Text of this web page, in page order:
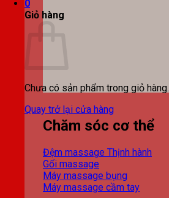
0
Giỏ hàng
Chưa có sản phẩm trong giỏ hàng.
Quay trở lại cửa hàng
Chăm sóc cơ thể
Đệm massage
Gối massage
Máy massage bụng
Máy massage cầm tay